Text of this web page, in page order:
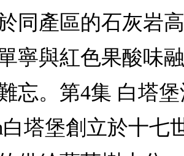
同產區的石灰岩
寧與紅色果酸味
。第4集 白塔堡
白塔堡創立於十